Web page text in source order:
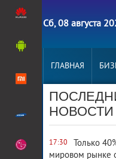
Сб, 08 августа
ГЛАВНАЯ
НОВОСТИ
17:30
Только
мировом рынке